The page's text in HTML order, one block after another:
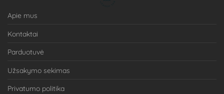
Apie mus
Kontaktai
Parduotuvė
Užsakymo sekimas
Privatumo politika